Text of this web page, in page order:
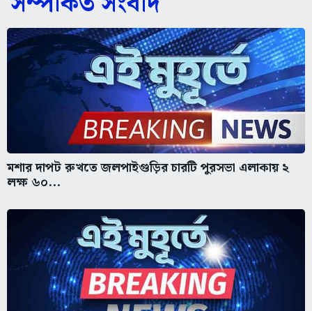
মশার দাপট রুখতে জলপাইগুড়ির চারটি পুরসভা এলাকায় ২
লক্ষ ৬০...